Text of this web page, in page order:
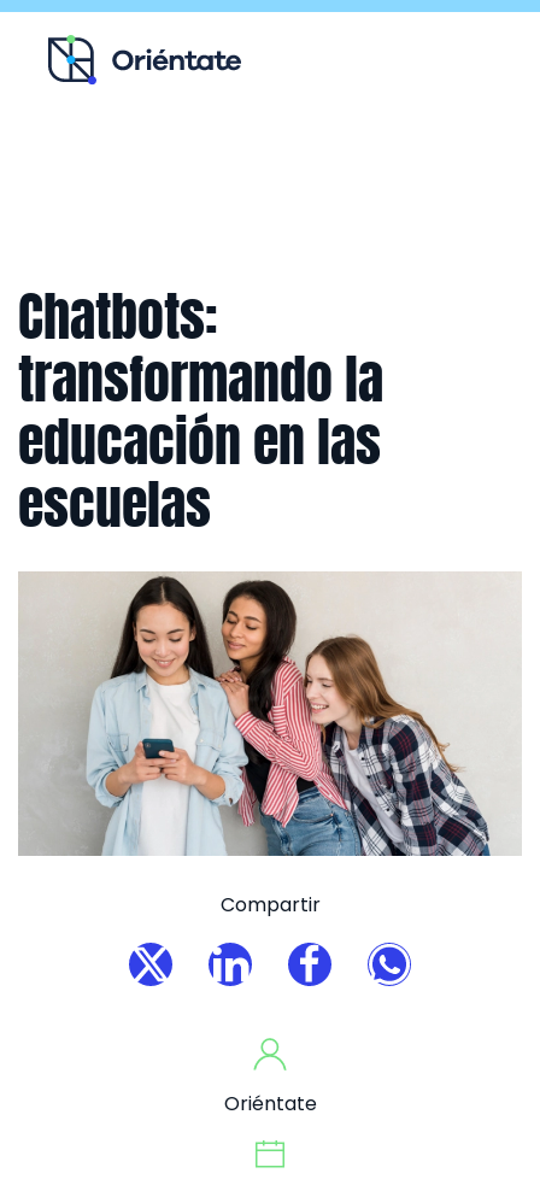
Ir al contenido principal
Chatbots:
transformando la
educación en las
escuelas
Compartir
Oriéntate